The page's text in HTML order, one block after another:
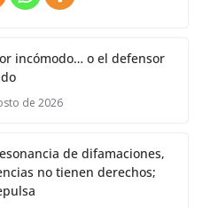
incómodo… o el defensor
de 2026
de difamaciones,
no tienen derechos;